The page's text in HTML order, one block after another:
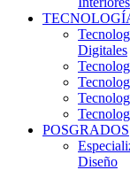
Digitales
POSGRADOS
Diseño